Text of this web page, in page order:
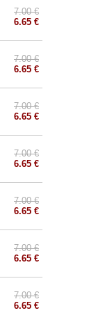
7.00 €
6.65 €
7.00 €
6.65 €
7.00 €
6.65 €
7.00 €
6.65 €
7.00 €
6.65 €
7.00 €
6.65 €
7.00 €
6.65 €